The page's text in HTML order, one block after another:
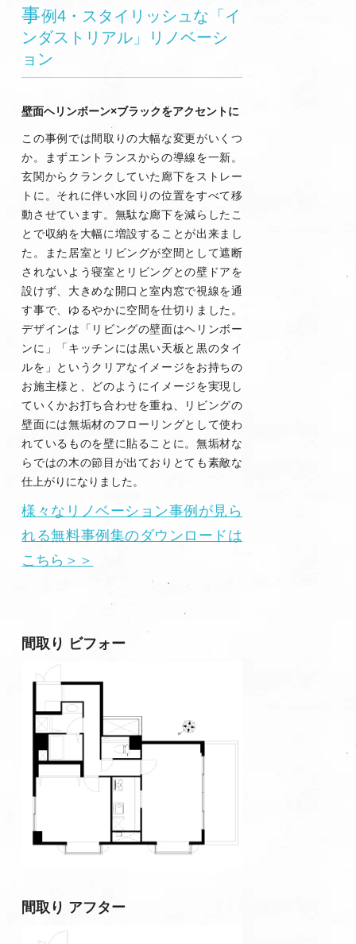
事例4・スタイリッシュな「イ
ンダストリアル」リノベーシ
ョン
壁面ヘリンボーン×ブラックをアクセントに
この事例では間取りの大幅な変更がいくつ
か。まずエントランスからの導線を一新。
玄関からクランクしていた廊下をストレー
トに。それに伴い水回りの位置をすべて移
動させています。無駄な廊下を減らしたこ
とで収納を大幅に増設することが出来まし
た。また居室とリビングが空間として遮断
されないよう寝室とリビングとの壁ドアを
設けず、大きめな開口と室内窓で視線を通
す事で、ゆるやかに空間を仕切りました。
デザインは「リビングの壁面はヘリンボー
ンに」「キッチンには黒い天板と黒のタイ
ルを」というクリアなイメージをお持ちの
お施主様と、どのようにイメージを実現し
ていくかお打ち合わせを重ね、リビングの
壁面には無垢材のフローリングとして使わ
れているものを壁に貼ることに。無垢材な
らではの木の節目が出ておりとても素敵な
仕上がりになりました。
様々なリノベーション事例が見ら
れる無料事例集のダウンロードは
こちら＞＞
間取り ビフォー
間取り アフター